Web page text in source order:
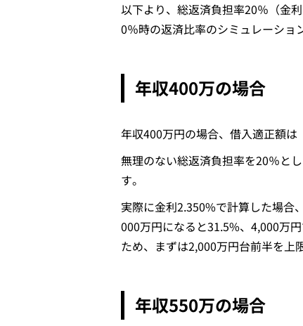
以下より、総返済負担率20％（金
0％時の返済比率のシミュレーショ
年収400万の場合
年収400万円の場合、借入適正額は
無理のない総返済負担率を20％と
す。
実際に金利2.350%で計算した場合
000万円になると31.5%、4,000万
ため、まずは2,000万円台前半を上
年収550万の場合